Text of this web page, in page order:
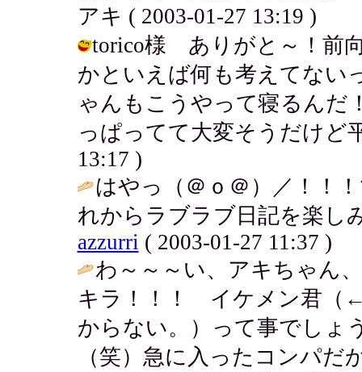
アキ ( 2003-01-27 13:19 )
torico様 ありがと～！前
かといえば何も考えてない
ゃんもこうやって寝るんだ
っぱってて大変そうだけど
13:17 )
はやっ（＠ｏ＠）／！！
れからラブラブ日記を楽し
azzurri ( 2003-01-27 11:37 )
わ～～～い、アキちゃ
キラ！！！ イケメン君（
からない。）って事でしょ
（笑）急に入ったコンパ